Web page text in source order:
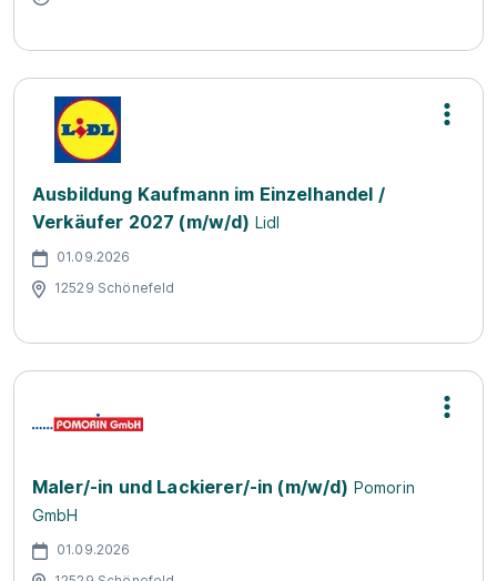
Ausbildung Kaufmann im Einzelhandel /
Verkäufer 2027 (m/w/d) Lidl
01.09.2026
12529 Schönefeld
Maler/-in und Lackierer/-in (m/w/d) Pomorin
GmbH
01.09.2026